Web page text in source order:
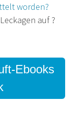
worden?
auf ?
Ebooks